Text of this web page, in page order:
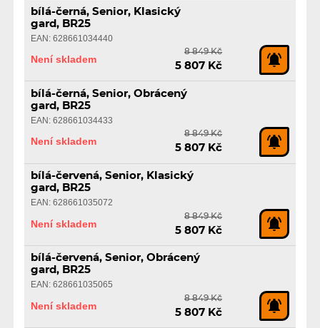
bílá-černá, Senior, Klasický
gard, BR25
EAN: 628661034440
Není skladem
8 849 Kč
5 807 Kč
bílá-černá, Senior, Obrácený
gard, BR25
EAN: 628661034433
Není skladem
8 849 Kč
5 807 Kč
bílá-červená, Senior, Klasický
gard, BR25
EAN: 628661035072
Není skladem
8 849 Kč
5 807 Kč
bílá-červená, Senior, Obrácený
gard, BR25
EAN: 628661035065
Není skladem
8 849 Kč
5 807 Kč